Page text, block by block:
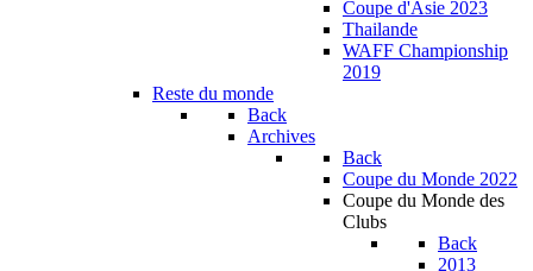
Coupe d'Asie 2023
Thailande
WAFF Championship
2019
Reste du monde
Back
Archives
Back
Coupe du Monde 2022
Coupe du Monde des
Clubs
Back
2013